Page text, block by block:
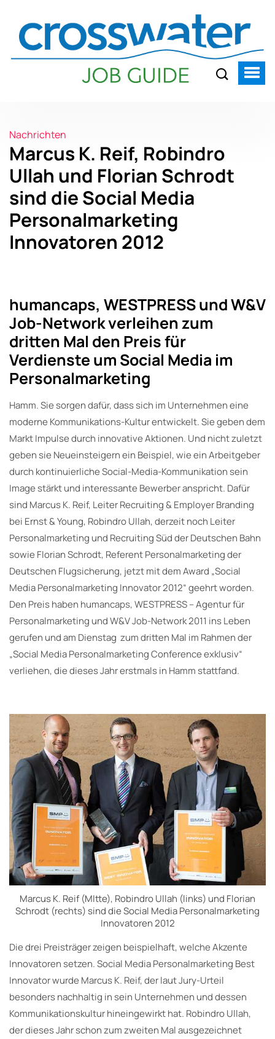
Nachrichten
Marcus K. Reif, Robindro
Ullah und Florian Schrodt
sind die Social Media
Personalmarketing
Innovatoren 2012
humancaps, WESTPRESS und W&V
Job-Network verleihen zum
dritten Mal den Preis für
Verdienste um Social Media im
Personalmarketing
Hamm.Sie sorgen dafür, dass sich im Unternehmen eine
moderne Kommunikations-Kultur entwickelt. Sie geben dem
Markt Impulse durch innovative Aktionen. Und nicht zuletzt
geben sie Neueinsteigern ein Beispiel, wie ein Arbeitgeber
durch kontinuierliche Social-Media-Kommunikation sein
Image stärkt und interessante Bewerber anspricht. Dafür
sind Marcus K. Reif, Leiter Recruiting & Employer Branding
bei Ernst & Young, Robindro Ullah, derzeit noch Leiter
Personalmarketing und Recruiting Süd der Deutschen Bahn
sowie Florian Schrodt, Referent Personalmarketing der
Deutschen Flugsicherung, jetzt mit dem Award „Social
Media Personalmarketing Innovator 2012“ geehrt worden.
Den Preis haben humancaps, WESTPRESS – Agentur für
Personalmarketing und W&V Job-Network 2011 ins Leben
gerufen und am Dienstag zum dritten Mal im Rahmen der
„Social Media Personalmarketing Conference exklusiv“
verliehen, die dieses Jahr erstmals in Hamm stattfand.
Marcus K. Reif (MItte), Robindro Ullah (links) und Florian
Schrodt (rechts) sind die Social Media Personalmarketing
Innovatoren 2012
Die drei Preisträger zeigen beispielhaft, welche Akzente
Innovatoren setzen. Social Media Personalmarketing Best
Innovator wurde Marcus K. Reif, der laut Jury-Urteil
besonders nachhaltig in sein Unternehmen und dessen
Kommunikationskultur hineingewirkt hat. Robindro Ullah,
der dieses Jahr schon zum zweiten Mal ausgezeichnet